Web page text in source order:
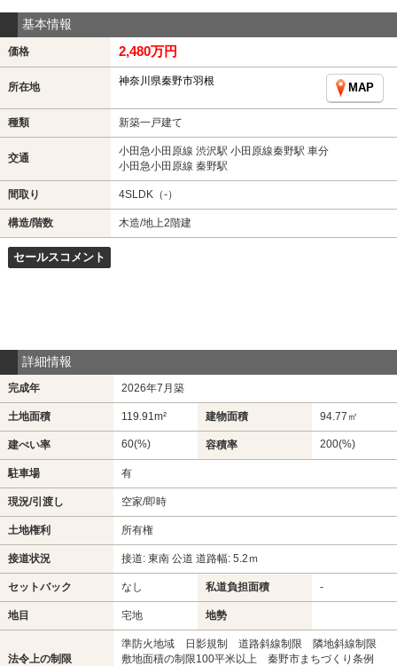
基本情報
価格 2,480万円
所在地 神奈川県秦野市羽根
MAP
種類 新築一戸建て
交通
小田急小田原線 渋沢駅 小田原線秦野駅 車分
小田急小田原線 秦野駅
間取り 4SLDK（-）
構造/階数 木造/地上2階建
セールスコメント
詳細情報
完成年 2026年7月築
土地面積 119.91m² 建物面積 94.77㎡
建ぺい率 60(%) 容積率 200(%)
駐車場 有
現況/引渡し 空家/即時
土地権利 所有権
接道状況 接道: 東南 公道 道路幅: 5.2ｍ
セットバック なし 私道負担面積 -
地目 宅地 地勢
法令上の制限
準防火地域 日影規制 道路斜線制限 隣地斜線制限
敷地面積の制限100平米以上 秦野市まちづくり条例